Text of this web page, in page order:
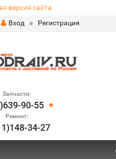
версия сайта
Вход Регистрация
Запчасти:
90-55
Ремонт:
34-27